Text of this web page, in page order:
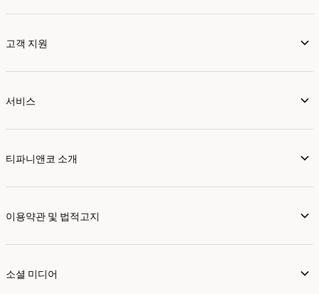
고객 지원
서비스
티파니앤코 소개
이용약관 및 법적고지
소셜 미디어